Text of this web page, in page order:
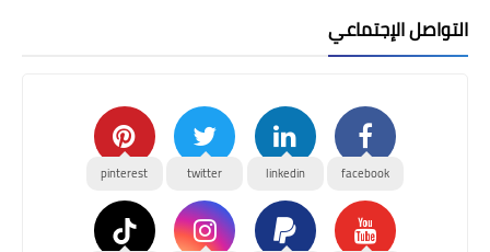
التواصل الإجتماعي
facebook
linkedin
twitter
pinterest